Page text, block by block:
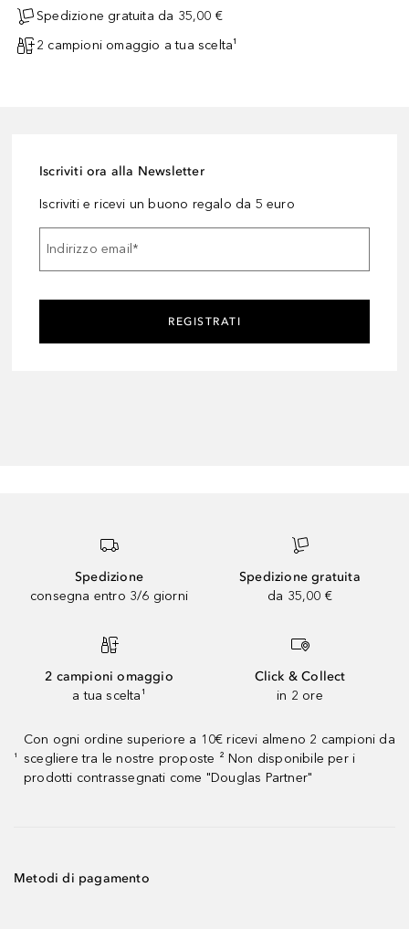
Spedizione gratuita da 35,00 €
2 campioni omaggio a tua scelta¹
Iscriviti ora alla Newsletter
Iscriviti e ricevi un buono regalo da 5 euro
Indirizzo email*
REGISTRATI
Spedizione
consegna entro 3/6 giorni
Spedizione gratuita
da 35,00 €
2 campioni omaggio
a tua scelta¹
Click & Collect
in 2 ore
¹
Con ogni ordine superiore a 10€ ricevi almeno 2 campioni da
scegliere tra le nostre proposte ² Non disponibile per i
prodotti contrassegnati come "Douglas Partner"
Metodi di pagamento